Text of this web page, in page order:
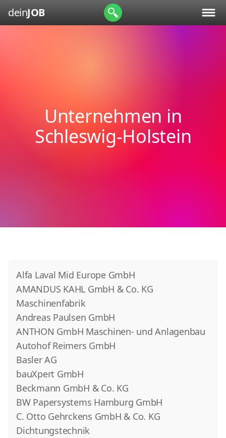
deinJOB
Unternehmen in
Schleswig-Holstein
Alfa Laval Mid Europe GmbH
AMANDUS KAHL GmbH & Co. KG
Maschinenfabrik
Andreas Paulsen GmbH
ANTHON GmbH Maschinen- und Anlagenbau
Autohof Reimers GmbH
Basler AG
bauXpert GmbH
Beckmann GmbH & Co. KG
BW Papersystems Hamburg GmbH
C. Otto Gehrckens GmbH & Co. KG
Dichtungstechnik